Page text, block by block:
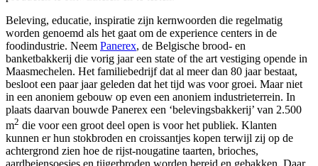
Beleving, educatie, inspiratie zijn kernwoorden die regelmatig
worden genoemd als het gaat om de experience centers in de
foodindustrie. Neem Panerex, de Belgische brood- en
banketbakkerij die vorig jaar een state of the art vestiging opende in
Maasmechelen. Het familiebedrijf dat al meer dan 80 jaar bestaat,
besloot een paar jaar geleden dat het tijd was voor groei. Maar niet
in een anoniem gebouw op even een anoniem industrieterrein. In
plaats daarvan bouwde Panerex een ‘belevingsbakkerij’ van 2.500
m2 die voor een groot deel open is voor het publiek. Klanten
kunnen er hun stokbroden en croissantjes kopen terwijl zij op de
achtergrond zien hoe de rijst-nougatine taarten, brioches,
aardbeiensoesjes en tijgerbroden worden bereid en gebakken. Daar